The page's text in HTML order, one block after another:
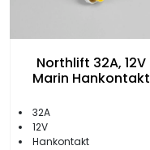
Northlift 32A, 12V
Marin Hankontakt
32A
12V
Hankontakt